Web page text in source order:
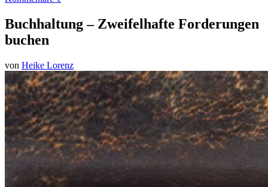
Buchhaltung – Zweifelhafte Forderungen
buchen
von Heike Lorenz